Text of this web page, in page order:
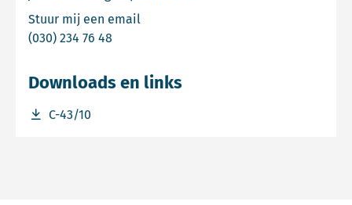
Stuur mij een email
(030) 234 76 48
Downloads en links
C-43/10
Download bestand C-43/10